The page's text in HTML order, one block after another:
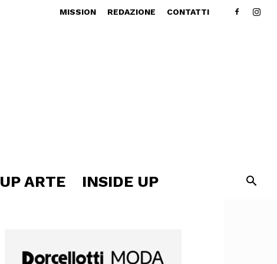
MISSION REDAZIONE CONTATTI
UP ARTE INSIDE UP